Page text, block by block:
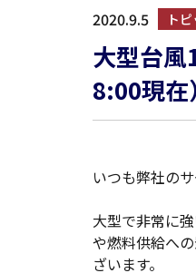
2020.9.5 ト
大型台
8:00現在）
いつも弊社の
大型で非常に
や燃料供給へ
ざいます。